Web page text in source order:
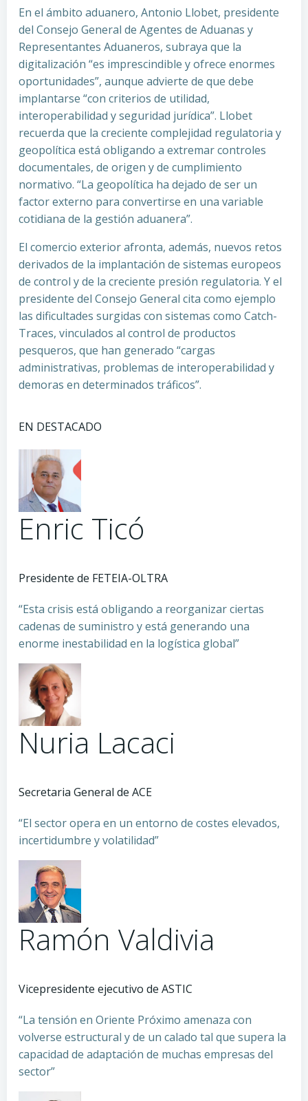
En el ámbito aduanero, Antonio Llobet, presidente
del Consejo General de Agentes de Aduanas y
Representantes Aduaneros, subraya que la
digitalización “es imprescindible y ofrece enormes
oportunidades”, aunque advierte de que debe
implantarse “con criterios de utilidad,
interoperabilidad y seguridad jurídica”. Llobet
recuerda que la creciente complejidad regulatoria y
geopolítica está obligando a extremar controles
documentales, de origen y de cumplimiento
normativo. “La geopolítica ha dejado de ser un
factor externo para convertirse en una variable
cotidiana de la gestión aduanera”.
El comercio exterior afronta, además, nuevos retos
derivados de la implantación de sistemas europeos
de control y de la creciente presión regulatoria. Y el
presidente del Consejo General cita como ejemplo
las dificultades surgidas con sistemas como Catch-
Traces, vinculados al control de productos
pesqueros, que han generado “cargas
administrativas, problemas de interoperabilidad y
demoras en determinados tráficos”.
EN DESTACADO
Enric Ticó
Presidente de FETEIA-OLTRA
“Esta crisis está obligando a reorganizar ciertas
cadenas de suministro y está generando una
enorme inestabilidad en la logística global”
Nuria Lacaci
Secretaria General de ACE
“El sector opera en un entorno de costes elevados,
incertidumbre y volatilidad”
Ramón Valdivia
Vicepresidente ejecutivo de ASTIC
“La tensión en Oriente Próximo amenaza con
volverse estructural y de un calado tal que supera la
capacidad de adaptación de muchas empresas del
sector”